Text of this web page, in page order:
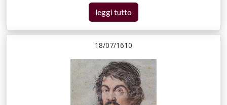
leggi tutto
18/07/1610